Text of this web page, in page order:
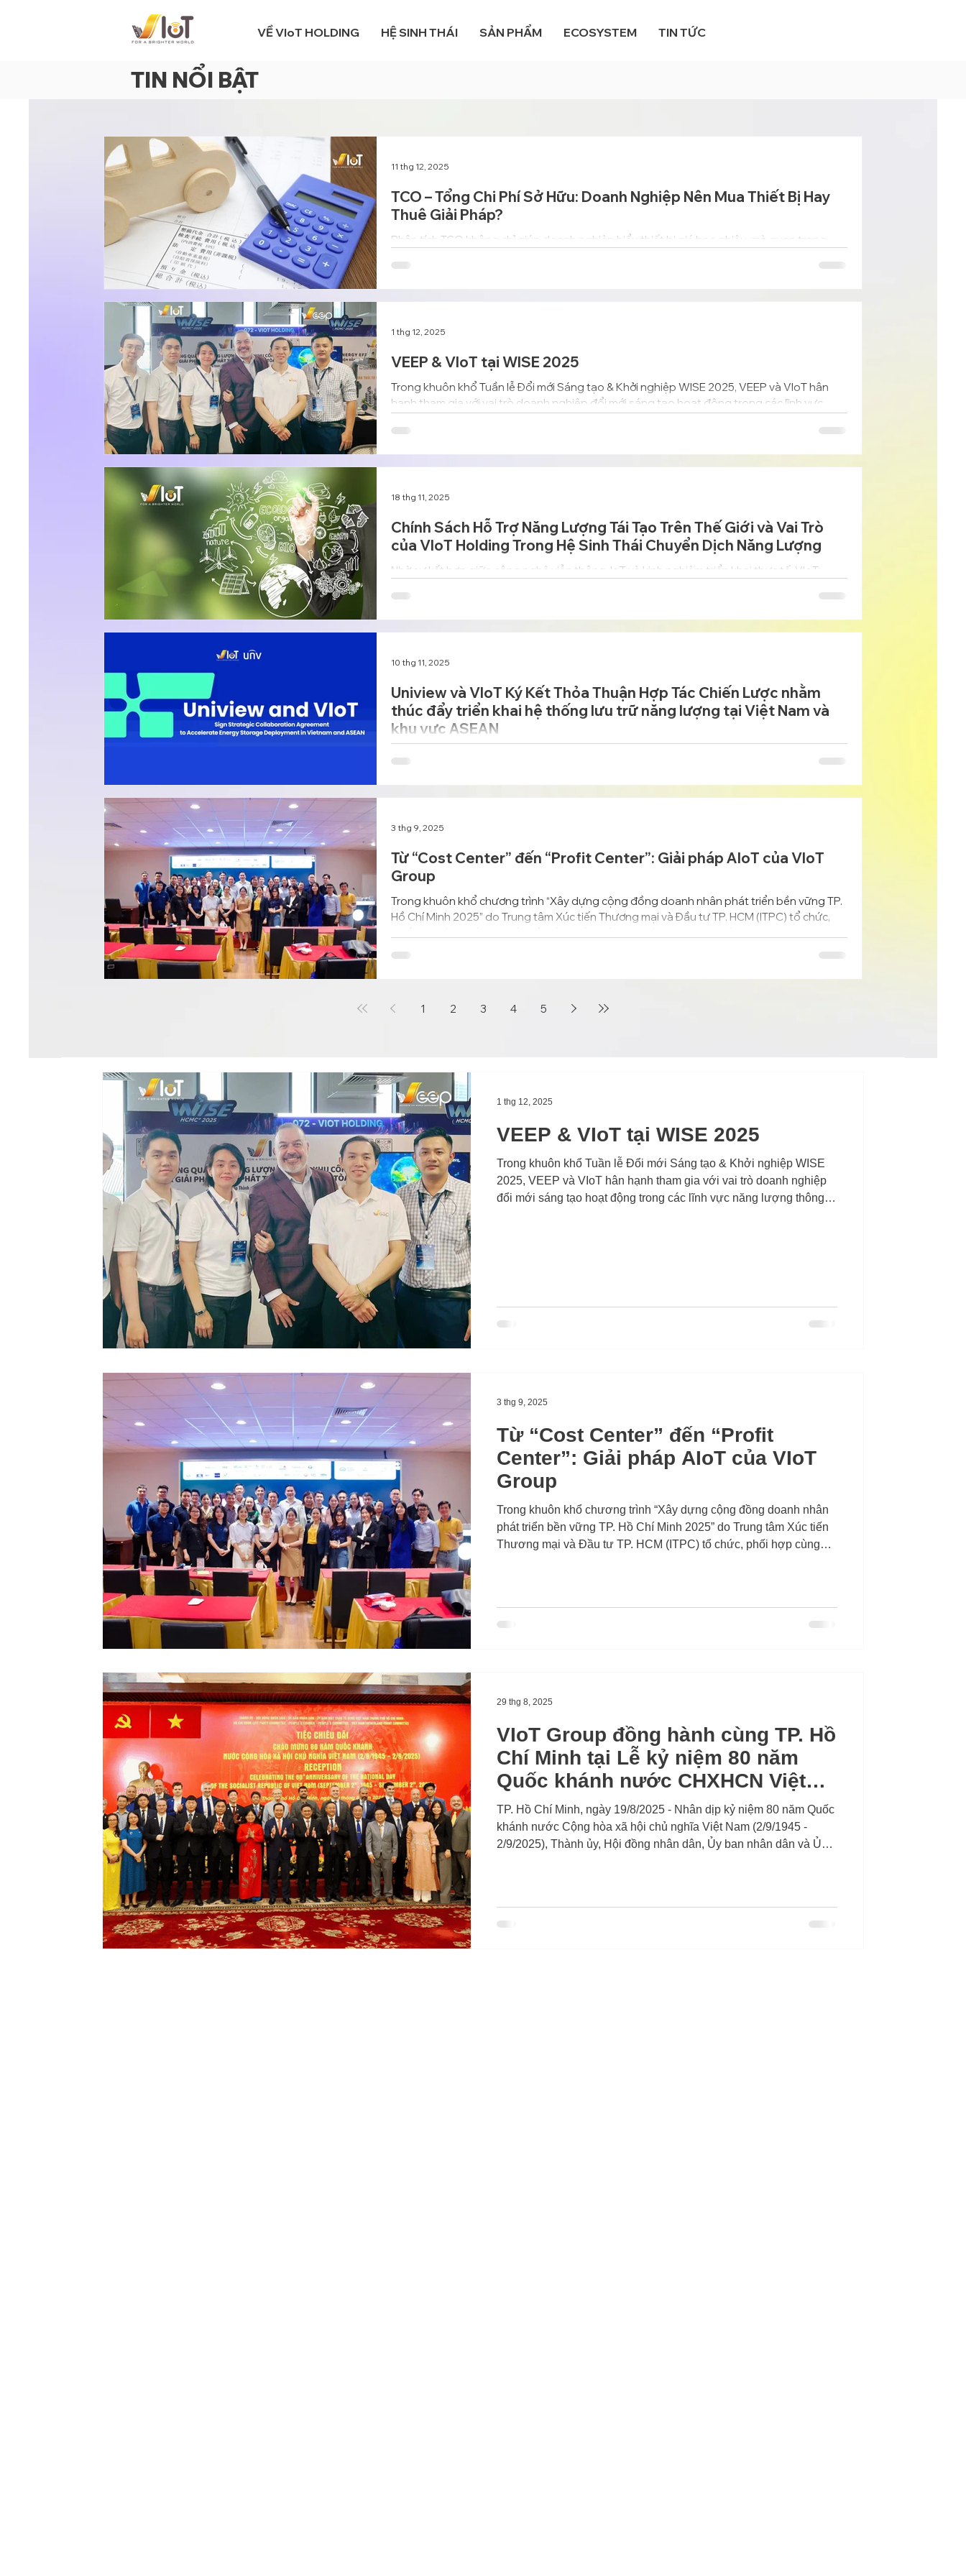
VỀ VIoT HOLDING HỆ SINH THÁI SẢN PHẨM ECOSYSTEM TIN TỨC
TIN NỔI BẬT
TCO – Tổng Chi Phí Sở Hữu: Doanh Nghiệp Nên Mua Thiết Bị Hay
Thuê Giải Pháp?
Phân tích TCO không chỉ giúp doanh nghiệp hiểu thiết bị giá bao nhiêu, mà quan trọng
11 thg 12, 2025
VEEP & VIoT tại WISE 2025
Trong khuôn khổ Tuần lễ Đổi mới Sáng tạo & Khởi nghiệp WISE 2025, VEEP và VIoT hân
hạnh tham gia với vai trò doanh nghiệp đổi mới sáng tạo hoạt động trong các lĩnh vực
1 thg 12, 2025
Chính Sách Hỗ Trợ Năng Lượng Tái Tạo Trên Thế Giới và Vai Trò
của VIoT Holding Trong Hệ Sinh Thái Chuyển Dịch Năng Lượng
Nhờ sự kết hợp giữa công nghệ viễn thông, IoT và kinh nghiệm triển khai thực tế, VIoT
đô thị thông minh tại Việt Nam và khu vực.
18 thg 11, 2025
Uniview và VIoT Ký Kết Thỏa Thuận Hợp Tác Chiến Lược nhằm
thúc đẩy triển khai hệ thống lưu trữ năng lượng tại Việt Nam và
khu vực ASEAN
đẩy việc triển khai hệ thống lưu trữ năng lượng dạng mô-đun (BESS) và các giải pháp tích
hợp năng lượng tái tạo trong khuôn khổ Chương trình Wewatt Go-To-Market .
10 thg 11, 2025
Từ “Cost Center” đến “Profit Center”: Giải pháp AIoT của VIoT
Group
Trong khuôn khổ chương trình “Xây dựng cộng đồng doanh nhân phát triển bền vững TP.
Hồ Chí Minh 2025” do Trung tâm Xúc tiến Thương mại và Đầu tư TP. HCM (ITPC) tổ chức,
phối hợp cùng Liên Chi hội Bất động sản Việt Nam và BambuUp, ngày 29/8/2025 tại CT
Innovation Hub, ông Nguyễn Bách Việt - Founder và CEO VIoT Group đã chia sẻ chuyên
3 thg 9, 2025
1 2 3 4 5
VEEP & VIoT tại WISE 2025
Trong khuôn khổ Tuần lễ Đổi mới Sáng tạo & Khởi nghiệp WISE
2025, VEEP và VIoT hân hạnh tham gia với vai trò doanh nghiệp
đổi mới sáng tạo hoạt động trong các lĩnh vực năng lượng thông
1 thg 12, 2025
Từ “Cost Center” đến “Profit
Center”: Giải pháp AIoT của VIoT
Group
Trong khuôn khổ chương trình “Xây dựng cộng đồng doanh nhân
phát triển bền vững TP. Hồ Chí Minh 2025” do Trung tâm Xúc tiến
Thương mại và Đầu tư TP. HCM (ITPC) tổ chức, phối hợp cùng
máy”.
3 thg 9, 2025
VIoT Group đồng hành cùng TP. Hồ
Chí Minh tại Lễ kỷ niệm 80 năm
Quốc khánh nước CHXHCN Việt
Nam
TP. Hồ Chí Minh, ngày 19/8/2025 - Nhân dịp kỷ niệm 80 năm Quốc
khánh nước Cộng hòa xã hội chủ nghĩa Việt Nam (2/9/1945 -
2/9/2025), Thành ủy, Hội đồng nhân dân, Ủy ban nhân dân và Ủy
29 thg 8, 2025